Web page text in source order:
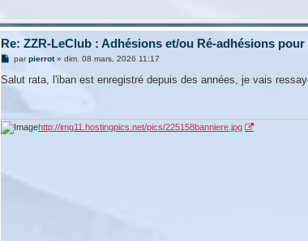
Re: ZZR-LeClub : Adhésions et/ou Ré-adhésions pour
M
s
parpierrot» dim. 08 mars, 2026 11:17
Salut rata, l'iban est enregistré depuis des années, je vais
http://img11.hostingpics.net/pics/225158banniere.jpg